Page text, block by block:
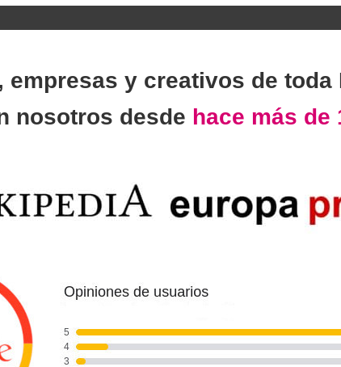
empresas y creativos de toda
nosotros desde hace más de